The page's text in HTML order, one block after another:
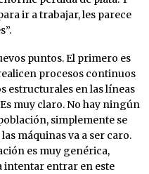
ir a trabajar, les parece
puntos. El primero es
procesos continuos
estructurales en las líneas
muy claro. No hay ningún
simplemente se
máquinas va a ser caro.
es muy genérica,
intentar entrar en este